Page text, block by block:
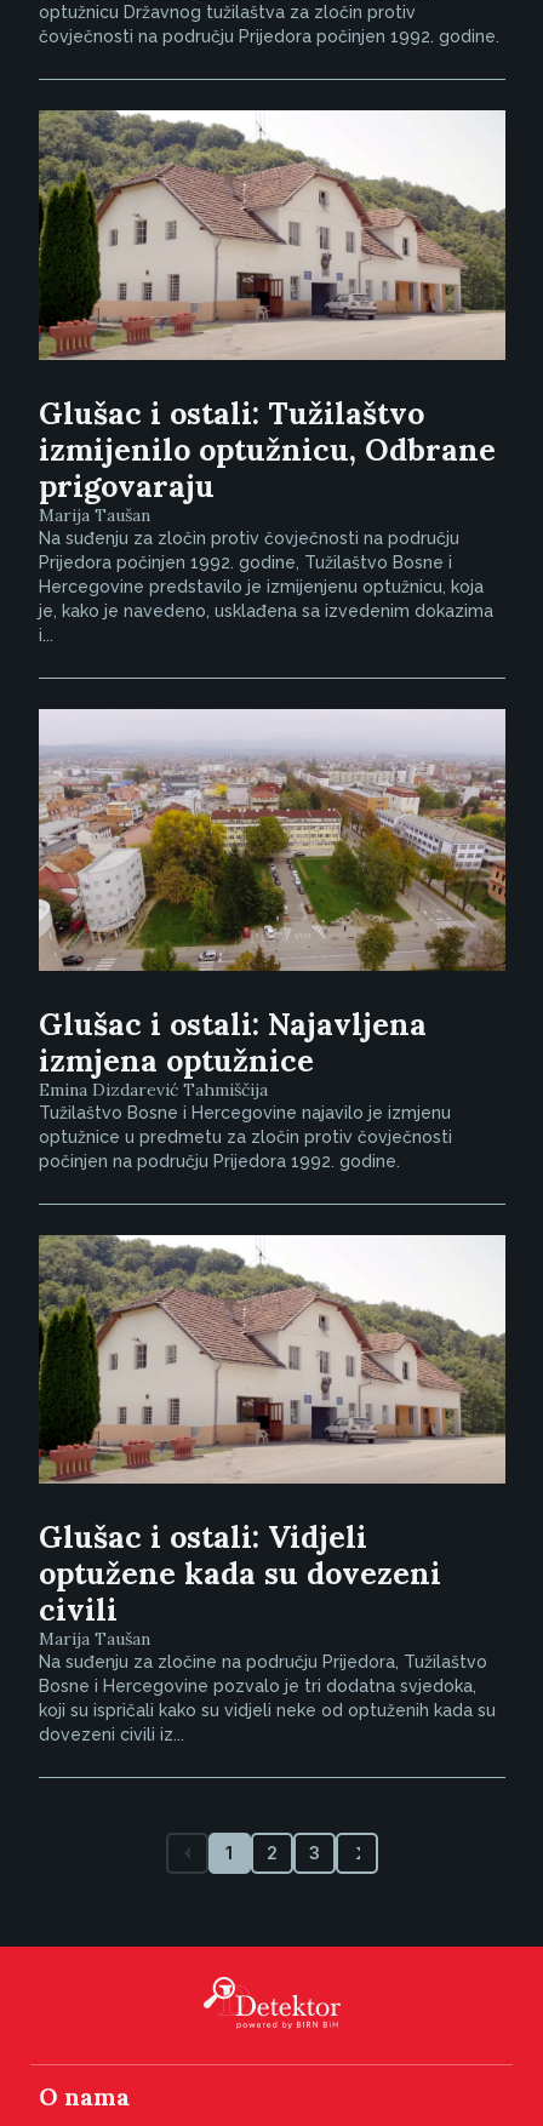
optužnicu Državnog tužilaštva za zločin protiv
čovječnosti na području Prijedora počinjen 1992. godine.
Glušac i ostali: Tužilaštvo
izmijenilo optužnicu, Odbrane
prigovaraju
Marija Taušan
Na suđenju za zločin protiv čovječnosti na području
Prijedora počinjen 1992. godine, Tužilaštvo Bosne i
Hercegovine predstavilo je izmijenjenu optužnicu, koja
je, kako je navedeno, usklađena sa izvedenim dokazima
i...
Glušac i ostali: Najavljena
izmjena optužnice
Emina Dizdarević Tahmiščija
Tužilaštvo Bosne i Hercegovine najavilo je izmjenu
optužnice u predmetu za zločin protiv čovječnosti
počinjen na području Prijedora 1992. godine.
Glušac i ostali: Vidjeli
optužene kada su dovezeni
civili
Marija Taušan
Na suđenju za zločine na području Prijedora, Tužilaštvo
Bosne i Hercegovine pozvalo je tri dodatna svjedoka,
koji su ispričali kako su vidjeli neke od optuženih kada su
dovezeni civili iz...
1 2 3
O nama